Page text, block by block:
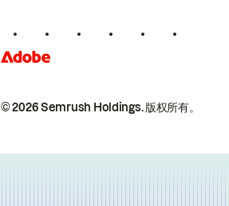
© 2026 Semrush Holdings.版权所有。